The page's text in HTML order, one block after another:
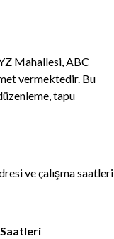
Mahallesi, ABC
vermektedir. Bu
tapu
ve çalışma saatleri
Saatleri